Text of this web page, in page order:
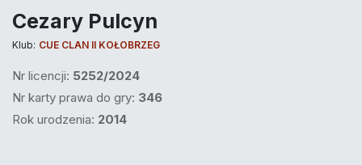
Cezary Pulcyn
Klub: CUE CLAN II KOŁOBRZEG
Nr licencji: 5252/2024
Nr karty prawa do gry: 346
Rok urodzenia: 2014